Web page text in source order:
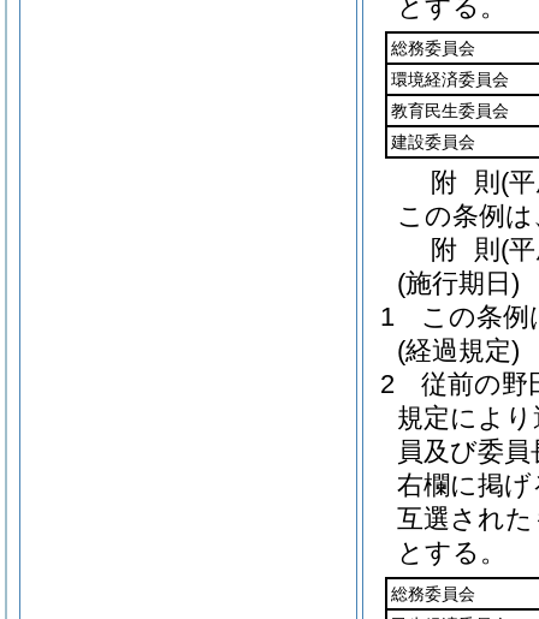
とする。
総務委員会
環境経済委員会
教育民生委員会
建設委員会
附 則 (
この条例
附 則 (
(施行期日)
1
この条例
(経過規定)
2
従前の野
規定によ
員及び委
右欄に掲
互選され
とする。
総務委員会